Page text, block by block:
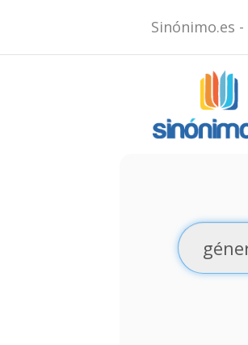
Sinónimo.es -